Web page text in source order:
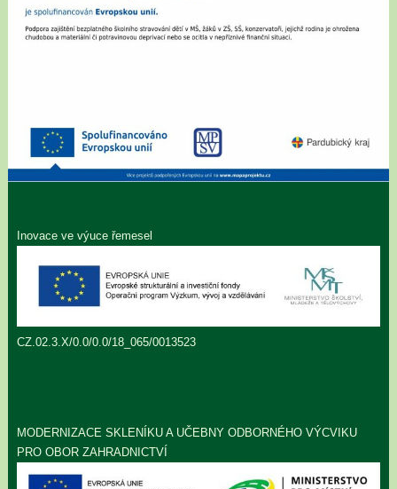
Inovace ve výuce řemesel
CZ.02.3.X/0.0/0.0/18_065/0013523
MODERNIZACE SKLENÍKU A UČEBNY ODBORNÉHO VÝCVIKU
PRO OBOR ZAHRADNICTVÍ